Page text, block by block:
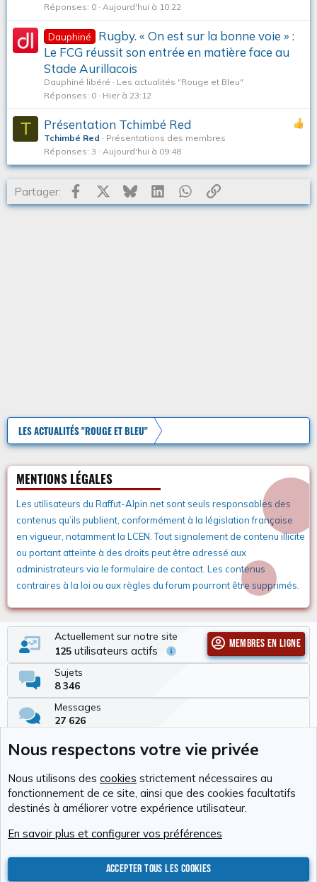
Réponses 0 Aujourd'hui à 10:22
Dauphiné
Rugby. « On est sur la bonne voie » :
Le FCG réussit son entrée en matière face au
Stade Aurillacois
Dauphiné libéré
Les actualités "Rouge et Bleu"
Réponses 0 Hier à 23:12
T Présentation Tchimbé Red
Tchimbé Red
Présentations des membres
Réponses 3 Aujourd'hui à 09:48
Partager: Facebook BlueskyLinkedInWhatsApp
Lien
LES ACTUALITÉS "ROUGE ET BLEU"
MENTIONS LÉGALES
Les utilisateurs du Raffut-Alpin.net sont seuls responsables des
contenus qu’ils publient, conformément à la législation française
en vigueur, notamment la LCEN. Tout signalement de contenu illicite
ou portant atteinte à des droits peut être adressé aux
administrateurs via le formulaire de contact. Les contenus
contraires à la loi ou aux règles du forum pourront être supprimés.
Actuellement sur notre site
125 utilisateurs actifs
Membres en ligne
Sujets
8 346
Messages
27 626
337
Dernier membre
Tchimbé Red
Nous contacter
Conditions générales d'utilisation
Nous respectons votre vie privée
Nous utilisons des cookies strictement nécessaires au
fonctionnement de ce site, ainsi que des cookies facultatifs
destinés à améliorer votre expérience utilisateur.
En savoir plus et configurer vos préférences
Accepter tous les cookies